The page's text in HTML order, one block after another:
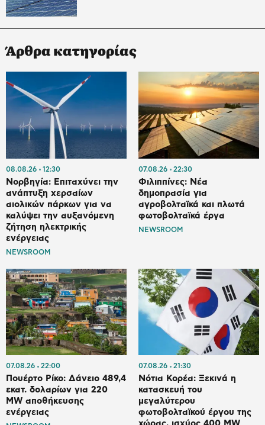
Άρθρα κατηγορίας
08.08.26 12:30
Νορβηγία: Επιταχύνει την
ανάπτυξη χερσαίων
αιολικών πάρκων για να
καλύψει την αυξανόμενη
ζήτηση ηλεκτρικής
ενέργειας
NEWSROOM
07.08.26 22:30
Φιλιππίνες: Νέα
δημοπρασία για
αγροβολταϊκά και πλωτά
φωτοβολταϊκά έργα
NEWSROOM
07.08.26 22:00
Πουέρτο Ρίκο: Δάνειο 489,4
εκατ. δολαρίων για 220
MW αποθήκευσης
ενέργειας
07.08.26 21:30
Νότια Κορέα: Ξεκινά η
κατασκευή του
μεγαλύτερου
φωτοβολταϊκού έργου της